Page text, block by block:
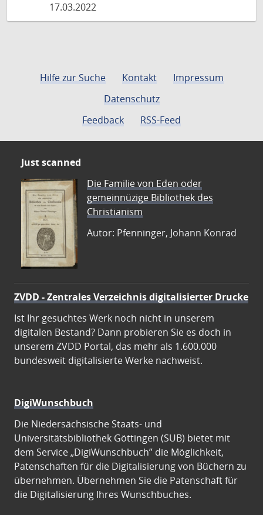
17.03.2022
Hilfe zur Suche Kontakt
Impressum
Datenschutz
Feedback
RSS-Feed
Just scanned
Die Familie von Eden oder
gemeinnüzige Bibliothek des
Christianism
Autor: Pfenninger, Johann Konrad
ZVDD - Zentrales Verzeichnis digitalisierter Drucke
Ist Ihr gesuchtes Werk noch nicht in unserem
digitalen Bestand? Dann probieren Sie es doch in
unserem ZVDD Portal, das mehr als 1.600.000
bundesweit digitalisierte Werke nachweist.
DigiWunschbuch
Die Niedersächsische Staats- und
Universitätsbibliothek Göttingen (SUB) bietet mit
dem Service „DigiWunschbuch” die Möglichkeit,
Patenschaften für die Digitalisierung von Büchern zu
übernehmen. Übernehmen Sie die Patenschaft für
die Digitalisierung Ihres Wunschbuches.